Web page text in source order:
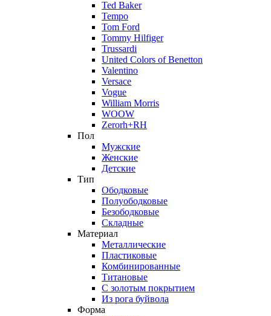
Ted Baker
Tempo
Tom Ford
Tommy Hilfiger
Trussardi
United Colors of Benetton
Valentino
Versace
Vogue
William Morris
WOOW
Zerorh+RH
Пол
Мужские
Женские
Детские
Тип
Ободковые
Полуободковые
Безободковые
Складные
Материал
Металлические
Пластиковые
Комбинированные
Титановые
С золотым покрытием
Из рога буйвола
Форма